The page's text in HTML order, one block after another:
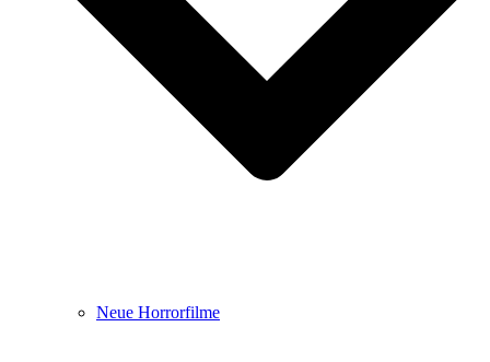
Neue Horrorfilme